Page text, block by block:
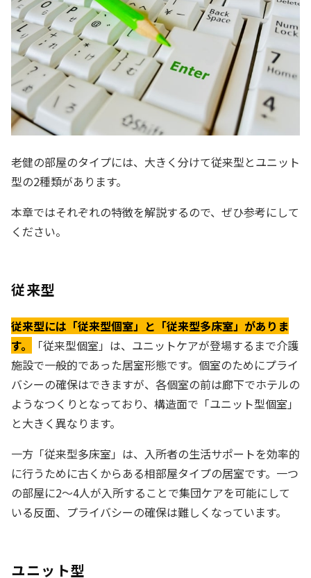
老健の部屋のタイプには、大きく分けて従来型とユニット
型の2種類があります。
本章ではそれぞれの特徴を解説するので、ぜひ参考にして
ください。
従来型
従来型には「従来型個室」と「従来型多床室」がありま
す。
「従来型個室」は、ユニットケアが登場するまで介護
施設で一般的であった居室形態です。個室のためにプライ
バシーの確保はできますが、各個室の前は廊下でホテルの
ようなつくりとなっており、構造面で「ユニット型個室」
と大きく異なります。
一方「従来型多床室」は、入所者の生活サポートを効率的
に行うために古くからある相部屋タイプの居室です。一つ
の部屋に2〜4人が入所することで集団ケアを可能にして
いる反面、プライバシーの確保は難しくなっています。
ユニット型